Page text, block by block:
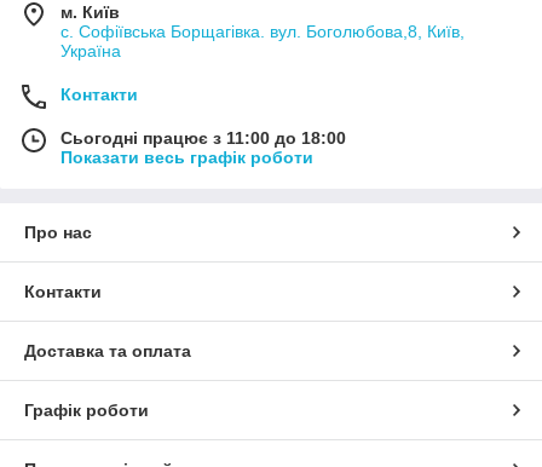
м. Київ
с. Софіївська Борщагівка. вул. Боголюбова,8, Київ,
Україна
Контакти
Сьогодні працює з 11:00 до 18:00
Показати весь графік роботи
Про нас
Контакти
Доставка та оплата
Графік роботи